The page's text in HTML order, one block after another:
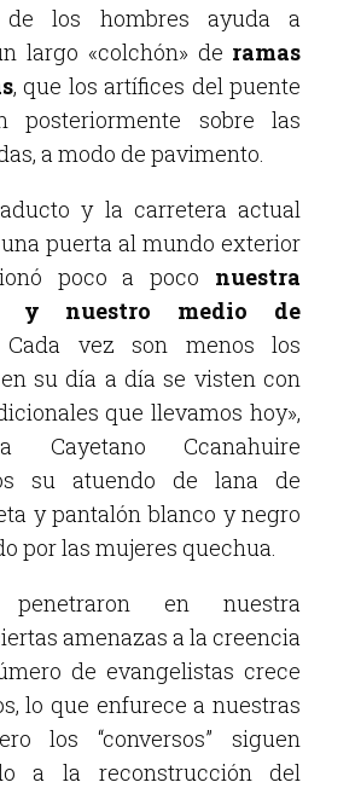
de los hombres ayuda a
largo «colchón» de ramas
, que los artífices del puente
posteriormente sobre las
a modo de pavimento.
y la carretera actual
puerta al mundo exterior
poco a poco nuestra
y nuestro medio de
vez son menos los
su día a día se visten con
que llevamos hoy»,
Cayetano Ccanahuire
su atuendo de lana de
y pantalón blanco y negro
por las mujeres quechua.
penetraron en nuestra
amenazas a la creencia
de evangelistas crece
lo que enfurece a nuestras
los “conversos” siguen
a la reconstrucción del